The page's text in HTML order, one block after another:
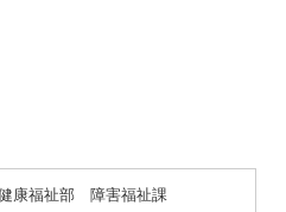
康福祉部 障害福祉課